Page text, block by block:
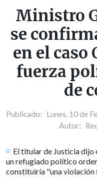
Ministro
se
en el caso
fuerza
de
Publicado: Lunes, 10 de
Autor:
El titular de Justicia dijo
un refugiado político
constituiría "una violación